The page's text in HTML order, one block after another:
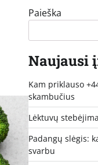
Paieška
Naujausi
Kam priklauso
skambučius
Lėktuvų
Padangų slėgis:
svarbu